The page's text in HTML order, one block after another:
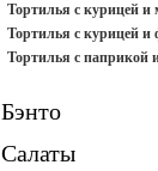
Тортилья с курицей и
Тортилья с курицей и
Тортилья с паприкой
Бэнто
Салаты